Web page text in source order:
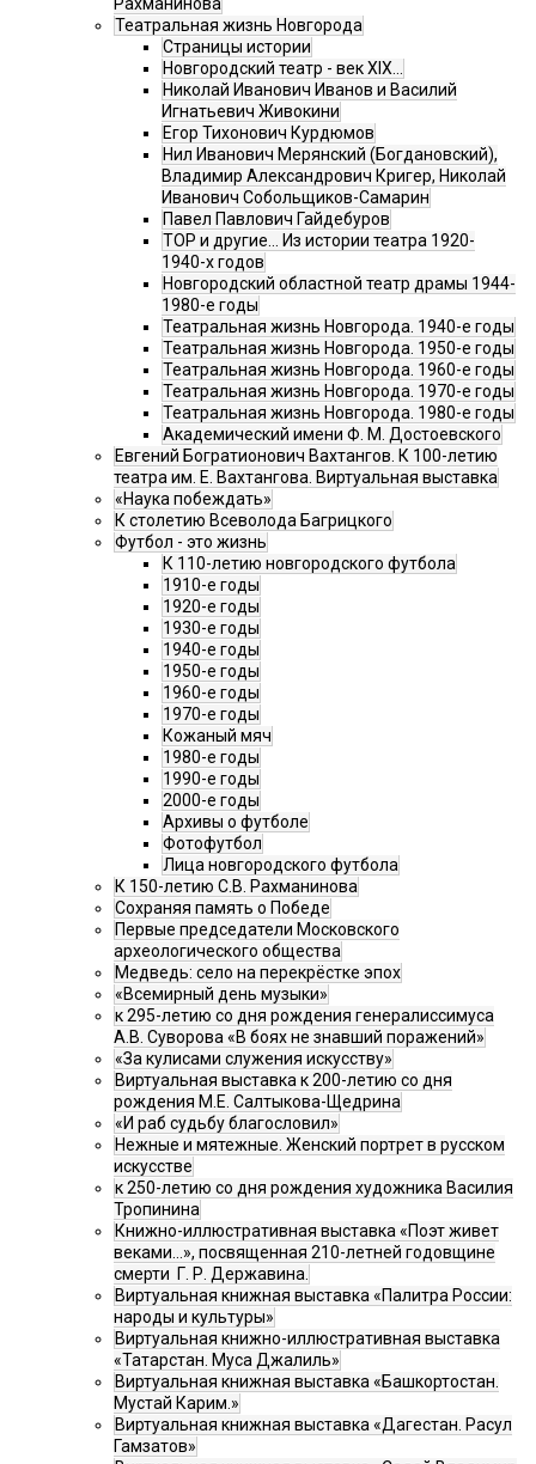
Рахманинова
Театральная жизнь Новгорода
Страницы истории
Новгородский театр - век XIX…
Николай Иванович Иванов и Василий
Игнатьевич Живокини
Егор Тихонович Курдюмов
Нил Иванович Мерянский (Богдановский),
Владимир Александрович Кригер, Николай
Иванович Собольщиков-Самарин
Павел Павлович Гайдебуров
ТОР и другие… Из истории театра 1920-
1940-х годов
Новгородский областной театр драмы 1944-
1980-е годы
Театральная жизнь Новгорода. 1940-е годы
Театральная жизнь Новгорода. 1950-е годы
Театральная жизнь Новгорода. 1960-е годы
Театральная жизнь Новгорода. 1970-е годы
Театральная жизнь Новгорода. 1980-е годы
Академический имени Ф. М. Достоевского
Евгений Богратионович Вахтангов. К 100-летию
театра им. Е. Вахтангова. Виртуальная выставка
«Наука побеждать»
К столетию Всеволода Багрицкого
Футбол - это жизнь
К 110-летию новгородского футбола
1910-е годы
1920-е годы
1930-е годы
1940-е годы
1950-е годы
1960-е годы
1970-е годы
Кожаный мяч
1980-е годы
1990-е годы
2000-е годы
Архивы о футболе
Фотофутбол
Лица новгородского футбола
К 150-летию С.В. Рахманинова
Сохраняя память о Победе
Первые председатели Московского
археологического общества
Медведь: село на перекрёстке эпох
«Всемирный день музыки»
к 295-летию со дня рождения генералиссимуса
А.В. Суворова «В боях не знавший поражений»
«За кулисами служения искусству»
Виртуальная выставка к 200-летию со дня
рождения М.Е. Салтыкова-Щедрина
«И раб судьбу благословил»
Нежные и мятежные. Женский портрет в русском
искусстве
к 250-летию со дня рождения художника Василия
Тропинина
Книжно-иллюстративная выставка «Поэт живет
веками…», посвященная 210-летней годовщине
смерти Г. Р. Державина.
Виртуальная книжная выставка «Палитра России:
народы и культуры»
Виртуальная книжно-иллюстративная выставка
«Татарстан. Муса Джалиль»
Виртуальная книжная выставка «Башкортостан.
Мустай Карим.»
Виртуальная книжная выставка «Дагестан. Расул
Гамзатов»